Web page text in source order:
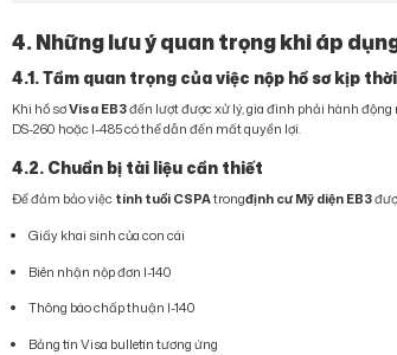
4. Những lưu ý quan trọng khi áp
4.1. Tầm quan trọng của việc nộp hồ sơ kịp thời
Khi hồ sơVisa EB3đến lượt được xử lý, gia đình phải hành
DS-260 hoặc I-485 có thể dẫn đến mất quyền lợi.
4.2. Chuẩn bị tài liệu cần thiết
Để đảm bảo việc tính tuổi CSPAtrongđịnh cư Mỹ diện EB3
Giấy khai sinh của con cái
Biên nhận nộp đơn I-140
Thông báo chấp thuận I-140
Bảng tin Visa bulletin tương ứng